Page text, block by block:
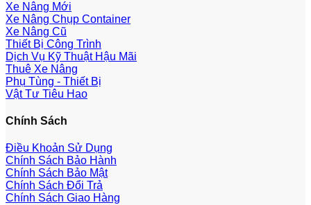
Xe Nâng Mới
Xe Nâng Chụp Container
Xe Nâng Cũ
Thiết Bị Công Trình
Dịch Vụ Kỹ Thuật Hậu Mãi
Thuê Xe Nâng
Phụ Tùng - Thiết Bị
Vật Tư Tiêu Hao
Chính Sách
Điều Khoản Sử Dụng
Chính Sách Bảo Hành
Chính Sách Bảo Mật
Chính Sách Đổi Trả
Chính Sách Giao Hàng